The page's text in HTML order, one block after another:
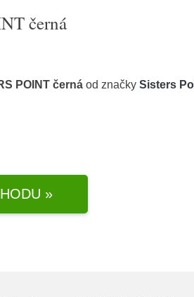
černá
POINT černá od značkySisters
»